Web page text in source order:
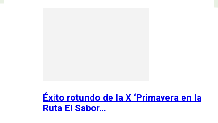
Éxito rotundo de la X ‘Primavera en la
Ruta El Sabor…